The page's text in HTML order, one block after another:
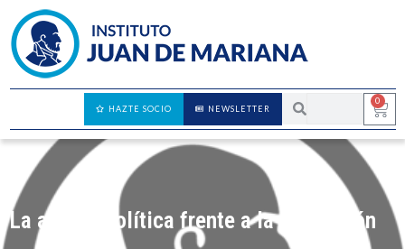
0
NEWSLETTER
HAZTE SOCIO
La acción política frente a la revolución